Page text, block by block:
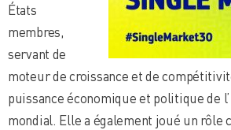
États
membres,
servant de
moteur de croissance et de
puissance économique et politique de
mondial. Elle a également joué un rôle